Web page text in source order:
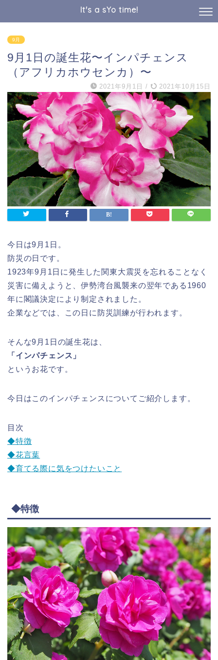
It's a sYo time!
9月
9月1日の誕生花〜インパチェンス
（アフリカホウセンカ）〜
2021年9月1日 / 2021年10月15日
今日は9月1日。
防災の日です。
1923年9月1日に発生した関東大震災を忘れることなく
災害に備えようと、伊勢湾台風襲来の翌年である1960
年に閣議決定により制定されました。
企業などでは、この日に防災訓練が行われます。
そんな9月1日の誕生花は、
「インパチェンス」
というお花です。
今日はこのインパチェンスについてご紹介します。
目次
◆特徴
◆花言葉
◆育てる際に気をつけたいこと
◆特徴